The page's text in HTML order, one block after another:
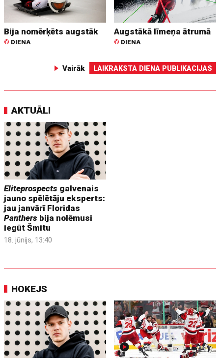
Bija nomērķēts augstāk
© DIENA
Augstākā līmeņa ātrumā
© DIENA
Vairāk LAIKRAKSTA DIENA PUBLIKĀCIJAS
AKTUĀLI
Eliteprospects galvenais
jauno spēlētāju eksperts:
jau janvārī Floridas
Panthers bija nolēmusi
iegūt Šmitu
18. jūnijs, 13:40
HOKEJS